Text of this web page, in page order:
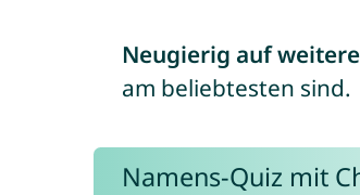
Neugierig auf
am beliebtesten sind.
Namens-Quiz mit